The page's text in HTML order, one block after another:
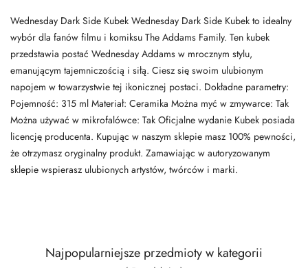
Wednesday Dark Side Kubek Wednesday Dark Side Kubek to idealny
wybór dla fanów filmu i komiksu The Addams Family. Ten kubek
przedstawia postać Wednesday Addams w mrocznym stylu,
emanującym tajemniczością i siłą. Ciesz się swoim ulubionym
napojem w towarzystwie tej ikonicznej postaci. Dokładne parametry:
Pojemność: 315 ml Materiał: Ceramika Można myć w zmywarce: Tak
Można używać w mikrofalówce: Tak Oficjalne wydanie Kubek posiada
licencję producenta. Kupując w naszym sklepie masz 100% pewności,
że otrzymasz oryginalny produkt. Zamawiając w autoryzowanym
sklepie wspierasz ulubionych artystów, twórców i marki.
Najpopularniejsze przedmioty w kategorii